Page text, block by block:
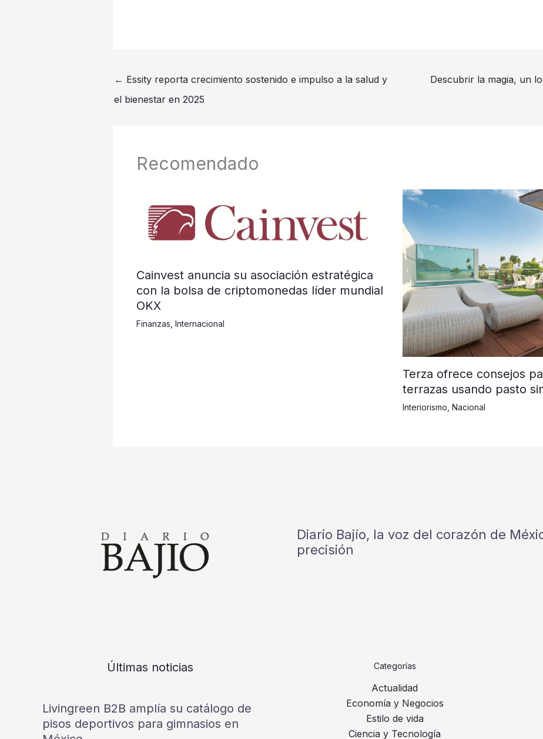
← Essity reporta crecimiento sostenido e impulso a la salud y
el bienestar en 2025
Descubrir la magia, un
Recomendado
Cainvest anuncia su asociación estratégica
con la bolsa de criptomonedas líder mundial
OKX
Finanzas Internacional
Terza ofrece consejos
terrazas usando pasto
Interiorismo Nacional
Diario Bajío, la voz del corazón de
precisión
Últimas noticias
Livingreen B2B amplía su catálogo de
pisos deportivos para gimnasios en
Categorías
Actualidad
Economía y Negocios
Estilo de vida
Ciencia y Tecnología